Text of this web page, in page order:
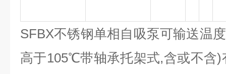
SFBX不锈钢单相自吸泵可输送温
高于105℃带轴承托架式,含或不含